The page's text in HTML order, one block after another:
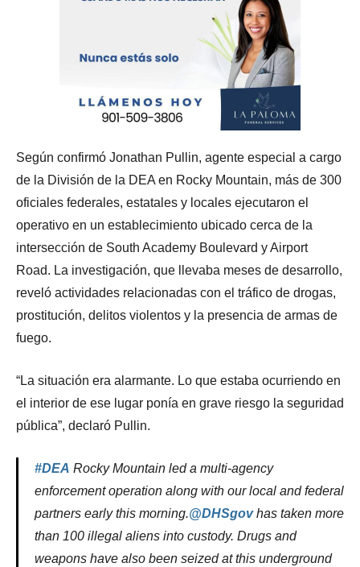
Según confirmó Jonathan Pullin, agente especial a cargo
de la División de la DEA en Rocky Mountain, más de 300
oficiales federales, estatales y locales ejecutaron el
operativo en un establecimiento ubicado cerca de la
intersección de South Academy Boulevard y Airport
Road. La investigación, que llevaba meses de desarrollo,
reveló actividades relacionadas con el tráfico de drogas,
prostitución, delitos violentos y la presencia de armas de
fuego.
“La situación era alarmante. Lo que estaba ocurriendo en
el interior de ese lugar ponía en grave riesgo la seguridad
pública”, declaró Pullin.
#DEA Rocky Mountain led a multi-agency
enforcement operation along with our local and federal
partners early this morning.@DHSgovhas taken more
than 100 illegal aliens into custody. Drugs and
weapons have also been seized at this underground